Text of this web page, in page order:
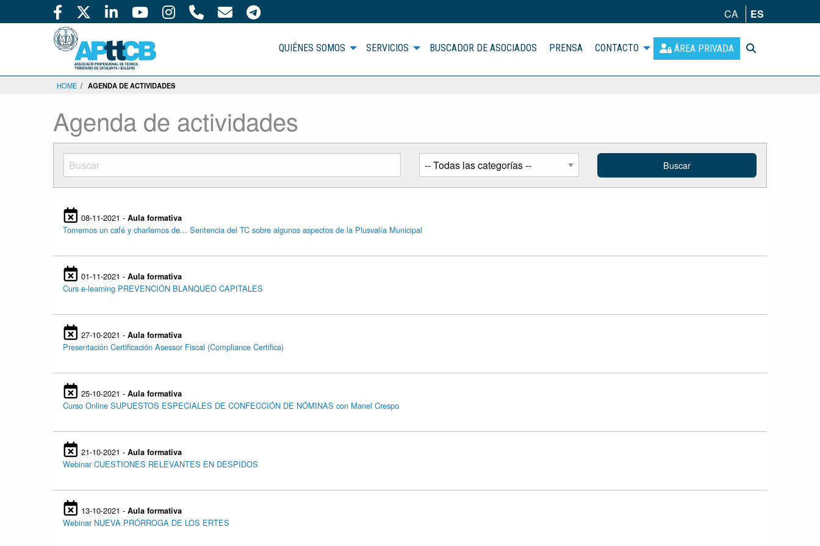
CA ES
QUIÉNES SOMOS SERVICIOS BUSCADOR DE ASOCIADOS PRENSA CONTACTO ÁREA PRIVADA
HOME / AGENDA DE ACTIVIDADES
Agenda de actividades
08-11-2021 - Aula formativa
Tomemos un café y charlemos de... Sentencia del TC sobre algunos aspectos de la Plusvalía Municipal
01-11-2021 - Aula formativa
Curs e-learning PREVENCIÓN BLANQUEO CAPITALES
27-10-2021 - Aula formativa
Presentación Certificación Asessor Fiscal (Compliance Certifica)
25-10-2021 - Aula formativa
Curso Online SUPUESTOS ESPECIALES DE CONFECCIÓN DE NÓMINAS con Manel Crespo
21-10-2021 - Aula formativa
Webinar CUESTIONES RELEVANTES EN DESPIDOS
13-10-2021 - Aula formativa
Webinar NUEVA PRÓRROGA DE LOS ERTES